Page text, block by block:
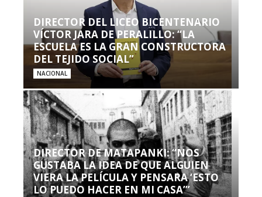
DIRECTOR DEL LICEO BICENTENARIO
VÍCTOR JARA DE PERALILLO: “LA
ESCUELA ES LA GRAN CONSTRUCTORA
DEL TEJIDO SOCIAL”
NACIONAL
DIRECTOR DE MATAPANKI: “NOS
GUSTABA LA IDEA DE QUE ALGUIEN
VIERA LA PELÍCULA Y PENSARA ‘ESTO
LO PUEDO HACER EN MI CASA’”